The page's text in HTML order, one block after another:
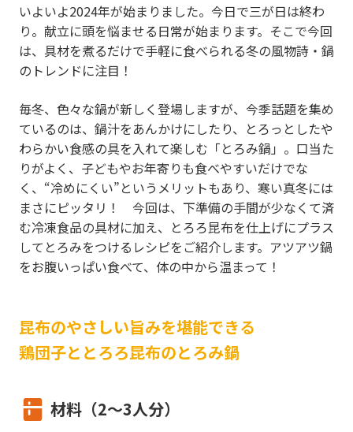
いよいよ2024年が始まりました。今日で三が日は終わ
り。献立に頭を悩ませる日常が始まります。そこで今回
は、具材を煮るだけで手軽に食べられる冬の風物詩・鍋
のトレンドに注目！
毎冬、色々な鍋が新しく登場しますが、今季話題を集め
ているのは、鍋汁をあんかけにしたり、とろっとしたや
わらかい食感の具を入れて楽しむ「とろみ鍋」。口当た
りがよく、子どもやお年寄りも食べやすいだけでな
く、“冷めにくい”というメリットもあり、寒い真冬には
まさにピッタリ！ 今回は、下準備の手間が少なくて済
む冷凍食品の具材に加え、とろろ昆布を仕上げにプラス
してとろみをつけるレシピをご紹介します。アツアツ鍋
をお腹いっぱい食べて、体の中から温まって！
昆布のやさしい旨みを堪能できる
鶏団子ととろろ昆布のとろみ鍋
材料（2～3人分）